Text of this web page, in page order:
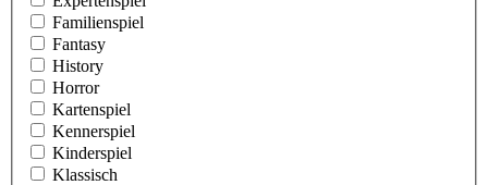
Familienspiel
Fantasy
History
Horror
Kartenspiel
Kennerspiel
Kinderspiel
Klassisch